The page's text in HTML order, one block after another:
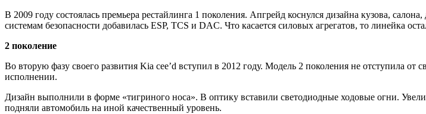
В 2009 году состоялась премьера рестайлинга 1 поколения. Апгрейд коснулся дизайна кузова,
системам безопасности добавилась ESP, TCS и DAC. Что касается силовых агрегатов, то линейка
2 поколение
Во вторую фазу своего развития Kia cee’d вступил в 2012 году. Модель 2 поколения не отступила
исполнении.
Дизайн выполнили в форме «тигриного носа». В оптику вставили светодиодные ходовые огни.
подняли автомобиль на иной качественный уровень.